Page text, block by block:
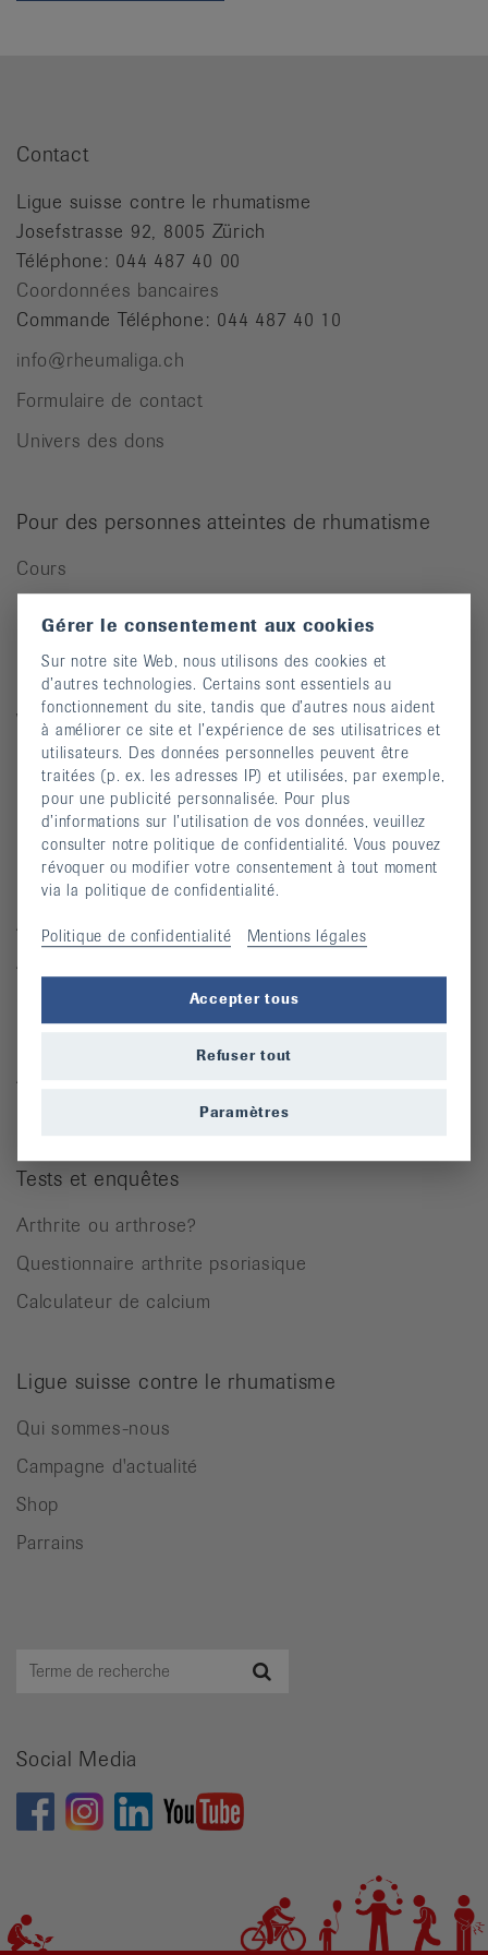
Contact
Ligue suisse contre le rhumatisme
Josefstrasse 92, 8005 Zürich
Téléphone: 044 487 40 00
Coordonnées bancaires
Commande Téléphone: 044 487 40 10
info@rheumaliga.ch
Formulaire de contact
Univers des dons
Pour des personnes atteintes de rhumatisme
Cours
Publications
Vidéos
Lettre d’information
Moyens auxiliaires
Maladies rhumatismales
Arthrite
Arthrose
Autres maladies rhumatismales
Tests et enquêtes
Arthrite ou arthrose?
Questionnaire arthrite psoriasique
Calculateur de calcium
Ligue suisse contre le rhumatisme
Qui sommes-nous
Campagne d'actualité
Shop
Parrains
Terme
Social Media
Gérer le consentement aux cookies
Sur notre site Web, nous utilisons des cookies et
d’autres technologies. Certains sont essentiels au
fonctionnement du site, tandis que d’autres nous aident
à améliorer ce site et l’expérience de ses utilisatrices et
utilisateurs. Des données personnelles peuvent être
traitées (p. ex. les adresses IP) et utilisées, par exemple,
pour une publicité personnalisée. Pour plus
d’informations sur l’utilisation de vos données, veuillez
consulter notre politique de confidentialité. Vous pouvez
révoquer ou modifier votre consentement à tout moment
via la politique de confidentialité.
Politique de confidentialité Mentions légales
Accepter tous
Refuser tout
Paramètres